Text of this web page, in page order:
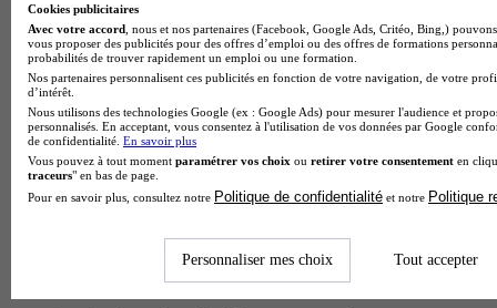
Master Psychologie à Montpellier
Master Psychologie à Paris
Master Meef à Lyon
Master Meef à Paris
BTS Tourisme à Bordeaux
BTS Tourisme à Lyon
BTS Tourisme à Paris
BTS Tourisme à Toulouse
Licence Psychologie à Lille
Master Informatique à Paris
Master Psychologie à Angers
BTS Communication à Lyon
BTS Ndrc à Lyon
Cookies publicitaires
Avec votre accord , nous et nos partenaires (Facebook, Google Ads, Critéo, Bing,)
vous proposer des publicités pour des offres d’emploi ou des offres de formations
probabilités de trouver rapidement un emploi ou une formation.
Nos partenaires personnalisent ces publicités en fonction de votre navigation, de votre
d’intérêt.
Nous utilisons des technologies Google (ex : Google Ads) pour mesurer l'audience et
personnalisés. En acceptant, vous consentez à l'utilisation de vos données par Google
de confidentialité. En savoir plus
Vous pouvez à tout moment paramétrer vos choix ou retirer votre consentement en
traceurs" en bas de page.
Pour en savoir plus, consultez notre Politique de confidentialité et notre Politique
Personnaliser mes choix Tout accepter